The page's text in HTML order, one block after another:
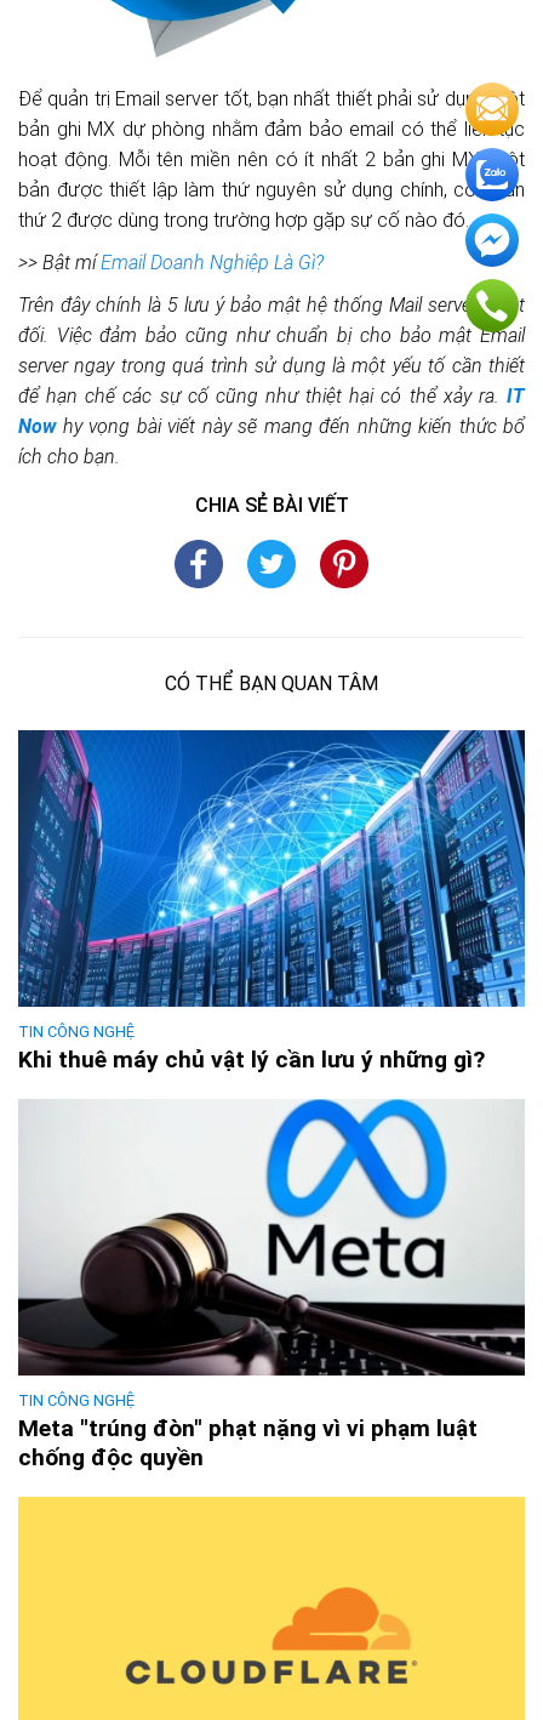
Để quản trị Email server tốt, bạn nhất thiết phải sử dụng một
bản ghi MX dự phòng nhằm đảm bảo email có thể liên tục
hoạt động. Mỗi tên miền nên có ít nhất 2 bản ghi MX; một
bản được thiết lập làm thứ nguyên sử dụng chính, còn bản
thứ 2 được dùng trong trường hợp gặp sự cố nào đó.
>> Bật míEmail Doanh Nghiệp Là Gì?
Trên đây chính là 5 lưu ý bảo mật hệ thống Mail server tuyệt
đối. Việc đảm bảo cũng như chuẩn bị cho bảo mật Email
server ngay trong quá trình sử dụng là một yếu tố cần thiết
để hạn chế các sự cố cũng như thiệt hại có thể xảy ra. IT
Nowhy vọng bài viết này sẽ mang đến những kiến thức bổ
ích cho bạn.
CHIA SẺ BÀI VIẾT
CÓ THỂ BẠN QUAN TÂM
TIN CÔNG NGHỆ
Khi thuê máy chủ vật lý cần lưu ý những gì?
TIN CÔNG NGHỆ
Meta "trúng đòn" phạt nặng vì vi phạm luật
chống độc quyền